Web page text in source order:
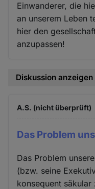
Einwanderer, die
an unserem Leben
hier den
anzupassen!
Diskussion anzeigen
A.S. (nicht überprüft)
Das Problem
Das Problem
(bzw. seine
konsequent